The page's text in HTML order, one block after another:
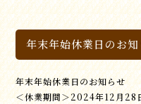
年末年始休業日のお
年末年始休業日のお知らせ
＜休業期間＞2024年12月28